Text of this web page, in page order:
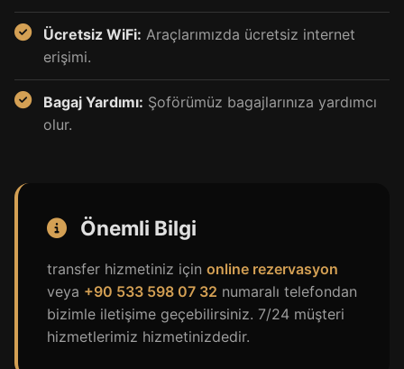
Ücretsiz WiFi: Araçlarımızda ücretsiz internet
erişimi.
Bagaj Yardımı: Şoförümüz bagajlarınıza yardımcı
olur.
Önemli Bilgi
transfer hizmetiniz için online rezervasyon
veya +90 533 598 07 32 numaralı telefondan
bizimle iletişime geçebilirsiniz. 7/24 müşteri
hizmetlerimiz hizmetinizdedir.